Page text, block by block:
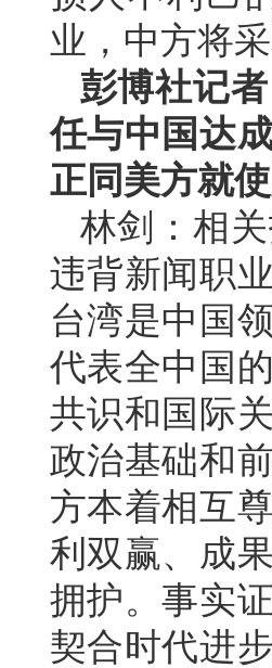
业，中方将
彭博社记
任与中国达
正同美方就
林剑：相
违背新闻职
台湾是中国
代表全中国
共识和国际
政治基础和
方本着相互
利双赢、成
拥护。事实
契合时代进